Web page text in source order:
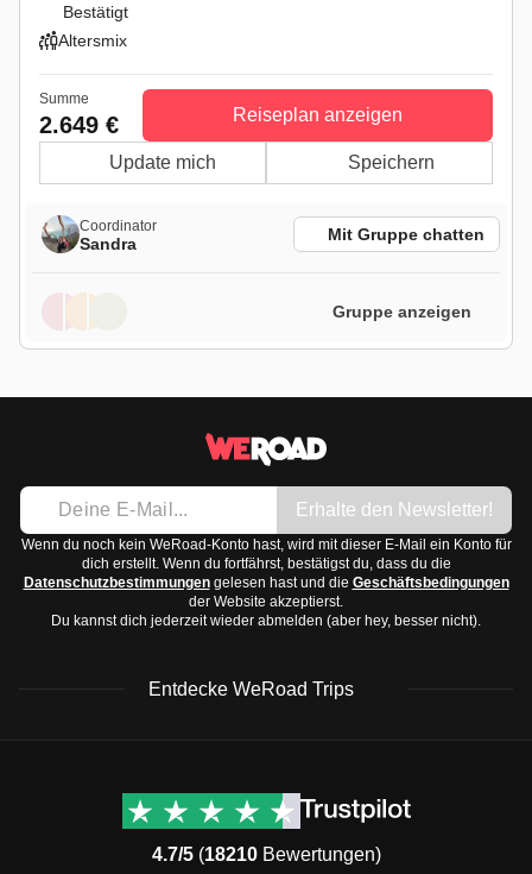
Bestätigt
Altersmix
Summe
2.649 € Reiseplan anzeigen
Update mich Speichern
Coordinator
Sandra Mit Gruppe chatten
Gruppe anzeigen
Erhalte den Newsletter!
Wenn du noch kein WeRoad-Konto hast, wird mit dieser E-Mail ein Konto für
dich erstellt. Wenn du fortfährst, bestätigst du, dass du die
Datenschutzbestimmungengelesen hast und die Geschäftsbedingungen
der Website akzeptierst.
Du kannst dich jederzeit wieder abmelden (aber hey, besser nicht).
Entdecke WeRoad Trips
Trustpilot Bewertungen
& Support
Kontaktiere uns
FAQs
4.7/5(18210Bewertungen)